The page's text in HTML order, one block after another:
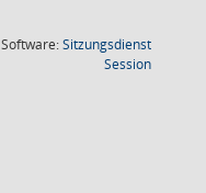
Software:Sitzungsdienst
Session(Wird in